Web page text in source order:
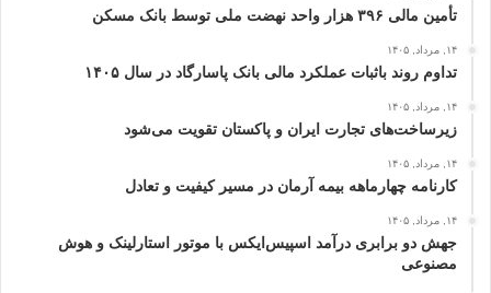
تأمین مالی ۳۹۶ هزار واحد نهضت ملی توسط بانک مسکن
۱۴, مرداد, ۱۴۰۵
تداوم روند باثبات عملکرد مالی بانک پاسارگاد در سال ۱۴۰۵
۱۴, مرداد, ۱۴۰۵
زیرساخت‌های تجارت ایران و پاکستان تقویت می‌شود
۱۴, مرداد, ۱۴۰۵
کارنامه چهارماهه بیمه آرمان در مسیر کیفیت و تعادل
۱۴, مرداد, ۱۴۰۵
جهش دو برابری درآمد اسپیس‌ایکس با موتور استارلینک و هوش
مصنوعی